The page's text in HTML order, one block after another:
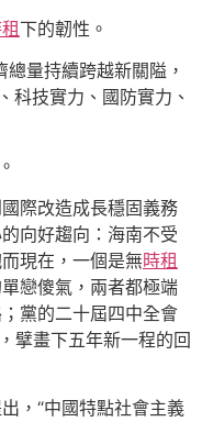
下的韌性。
量持續跨越新關隘，
科技實力、國防實力、
際改造成長穩固義務
向好趨向：海南不受
現在，一個是無時租
戀傻氣，兩者都極端
黨的二十屆四中全會
擘畫下五年新一程的回
，“中國特點社會主義